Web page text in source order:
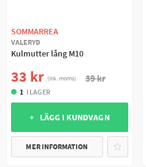
SOMMARREA
VALERYD
Kulmutter lång M10
33 kr (ink. moms) 39 kr
1 I LAGER
+ LÄGG I KUNDVAGN
MER INFORMATION